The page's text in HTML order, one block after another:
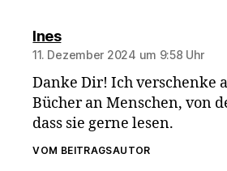
Inessagt:
11. Dezember 2024 um 9:58 Uhr
Danke Dir! Ich verschenke
Bücher an Menschen, von
dass sie gerne lesen.
VOM BEITRAGSAUTOR